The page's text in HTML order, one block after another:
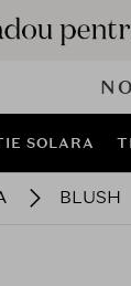
SOLARA
BLUSH